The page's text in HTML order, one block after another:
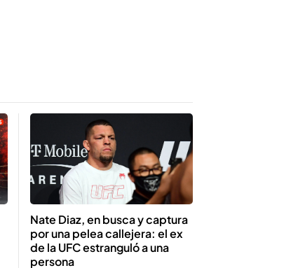
Nate Diaz, en busca y captura
por una pelea callejera: el ex
de la UFC estranguló a una
persona